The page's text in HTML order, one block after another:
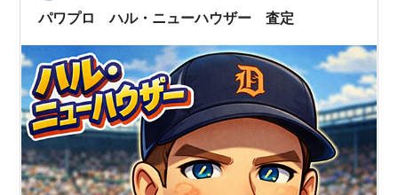
パワプロ ハル・ニューハウザー 査定